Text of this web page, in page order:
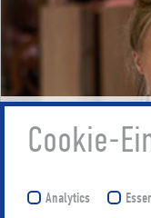
Cookie-
Analytics